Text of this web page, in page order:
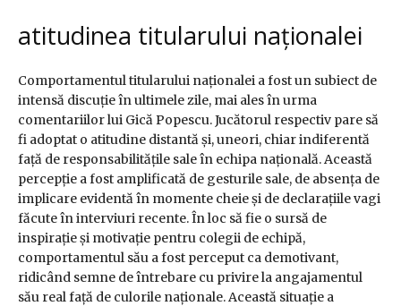
atitudinea titularului naționalei
Comportamentul titularului naționalei a fost un subiect de
intensă discuție în ultimele zile, mai ales în urma
comentariilor lui Gică Popescu. Jucătorul respectiv pare să
fi adoptat o atitudine distantă și, uneori, chiar indiferentă
față de responsabilitățile sale în echipa națională. Această
percepție a fost amplificată de gesturile sale, de absența de
implicare evidentă în momente cheie și de declarațiile vagi
făcute în interviuri recente. În loc să fie o sursă de
inspirație și motivație pentru colegii de echipă,
comportamentul său a fost perceput ca demotivant,
ridicând semne de întrebare cu privire la angajamentul
său real față de culorile naționale. Această situație a